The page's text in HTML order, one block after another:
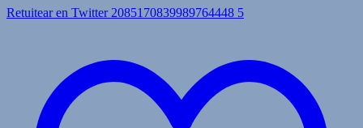
Retuitear en Twitter 2085170839989764448 5